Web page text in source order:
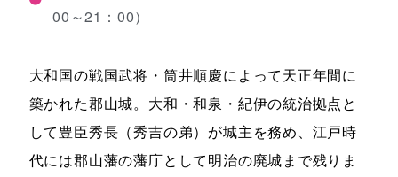
00～21：00）
大和国の戦国武将・筒井順慶によって天正年間に
築かれた郡山城。大和・和泉・紀伊の統治拠点と
して豊臣秀長（秀吉の弟）が城主を務め、江戸時
代には郡山藩の藩庁として明治の廃城まで残りま